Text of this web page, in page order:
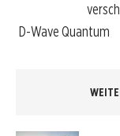
D-Wave Quantum